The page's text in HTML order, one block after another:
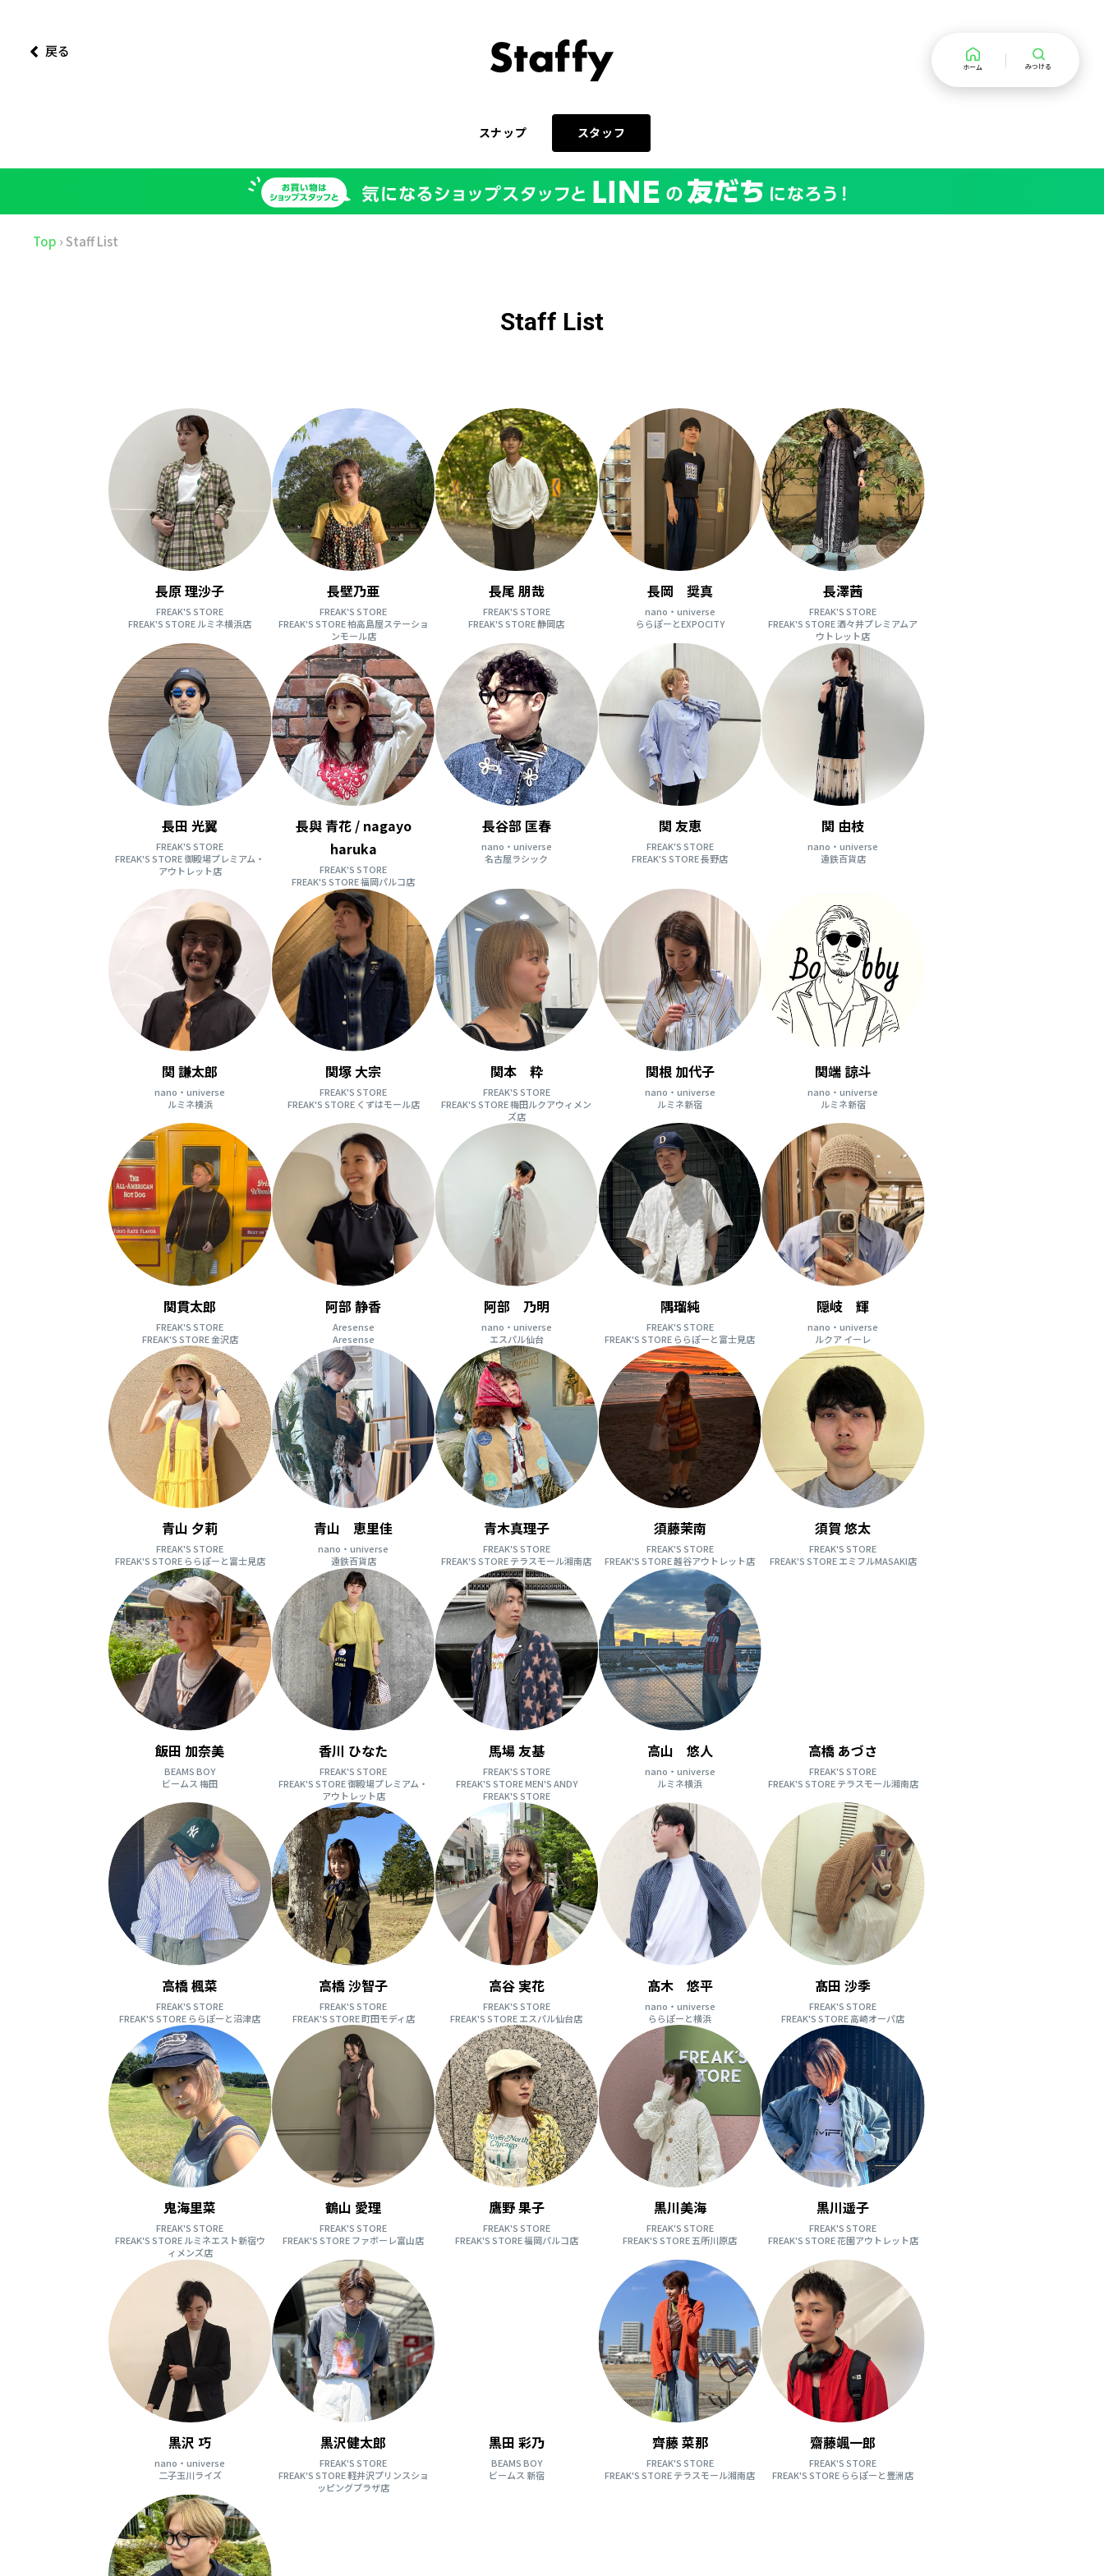
スナップ スタッフ
戻る
ホーム みつける
Top › Staff List
Staff List
長原 理沙子
FREAK'S STORE
FREAK'S STORE ルミネ横浜店
長壁乃亜
FREAK'S STORE
FREAK'S STORE 柏高島屋ステーショ
ンモール店
長尾 朋哉
FREAK'S STORE
FREAK'S STORE 静岡店
長岡 奨真
nano・universe
ららぽーとEXPOCITY
長澤茜
FREAK'S STORE
FREAK'S STORE 酒々井プレミアムア
ウトレット店
長田 光翼
FREAK'S STORE
FREAK'S STORE 御殿場プレミアム・
アウトレット店
長與 青花 / nagayo
haruka
FREAK'S STORE
FREAK'S STORE 福岡パルコ店
長谷部 匡春
nano・universe
名古屋ラシック
関 友恵
FREAK'S STORE
FREAK'S STORE 長野店
関 由枝
nano・universe
遠鉄百貨店
関 謙太郎
nano・universe
ルミネ横浜
関塚 大宗
FREAK'S STORE
FREAK'S STORE くずはモール店
関本 粋
FREAK'S STORE
FREAK'S STORE 梅田ルクアウィメン
ズ店
関根 加代子
nano・universe
ルミネ新宿
関端 諒斗
nano・universe
ルミネ新宿
関貫太郎
FREAK'S STORE
FREAK'S STORE 金沢店
阿部 静香
Aresense
Aresense
阿部 乃明
nano・universe
エスパル仙台
隅瑠純
FREAK'S STORE
FREAK'S STORE ららぽーと富士見店
隠岐 輝
nano・universe
ルクア イーレ
青山 夕莉
FREAK'S STORE
FREAK'S STORE ららぽーと富士見店
青山 恵里佳
nano・universe
遠鉄百貨店
青木真理子
FREAK'S STORE
FREAK'S STORE テラスモール湘南店
須藤茉南
FREAK'S STORE
FREAK'S STORE 越谷アウトレット店
須賀 悠太
FREAK'S STORE
FREAK'S STORE エミフルMASAKI店
飯田 加奈美
BEAMS BOY
ビームス 梅田
香川 ひなた
FREAK'S STORE
FREAK'S STORE 御殿場プレミアム・
アウトレット店
馬場 友基
FREAK'S STORE
FREAK'S STORE MEN'S ANDY
FREAK'S STORE
高山 悠人
nano・universe
ルミネ横浜
高橋 あづさ
FREAK'S STORE
FREAK'S STORE テラスモール湘南店
高橋 楓菜
FREAK'S STORE
FREAK'S STORE ららぽーと沼津店
高橋 沙智子
FREAK'S STORE
FREAK'S STORE 町田モディ店
高谷 実花
FREAK'S STORE
FREAK'S STORE エスパル仙台店
髙木 悠平
nano・universe
ららぽーと横浜
髙田 沙季
FREAK'S STORE
FREAK'S STORE 高崎オーパ店
鬼海里菜
FREAK'S STORE
FREAK'S STORE ルミネエスト新宿ウ
ィメンズ店
鶴山 愛理
FREAK'S STORE
FREAK'S STORE ファボーレ富山店
鷹野 果子
FREAK'S STORE
FREAK'S STORE 福岡パルコ店
黒川美海
FREAK'S STORE
FREAK'S STORE 五所川原店
黒川遥子
FREAK'S STORE
FREAK'S STORE 花園アウトレット店
黒沢 巧
nano・universe
二子玉川ライズ
黒沢健太郎
FREAK'S STORE
FREAK'S STORE 軽井沢プリンスショ
ッピングプラザ店
黒田 彩乃
BEAMS BOY
ビームス 新宿
齊藤 菜那
FREAK'S STORE
FREAK'S STORE テラスモール湘南店
齋藤颯一郎
FREAK'S STORE
FREAK'S STORE ららぽーと豊洲店